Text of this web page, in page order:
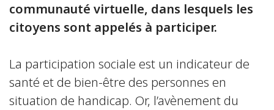
communauté virtuelle, dans lesquels les
citoyens sont appelés à participer.
La participation sociale est un indicateur de
santé et de bien-être des personnes en
situation de handicap. Or, l’avènement du